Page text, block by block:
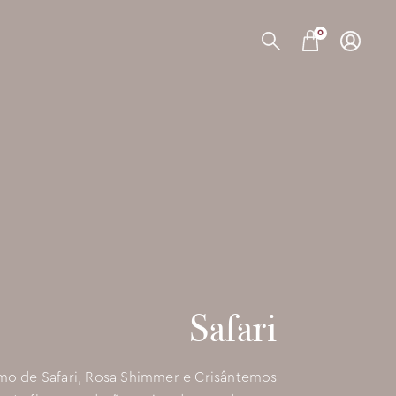
0
Safari
de Safari, Rosa Shimmer e Crisântemos